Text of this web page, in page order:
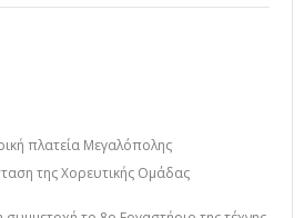
πλατεία Μεγαλόπολης
της Χορευτικής Ομάδας